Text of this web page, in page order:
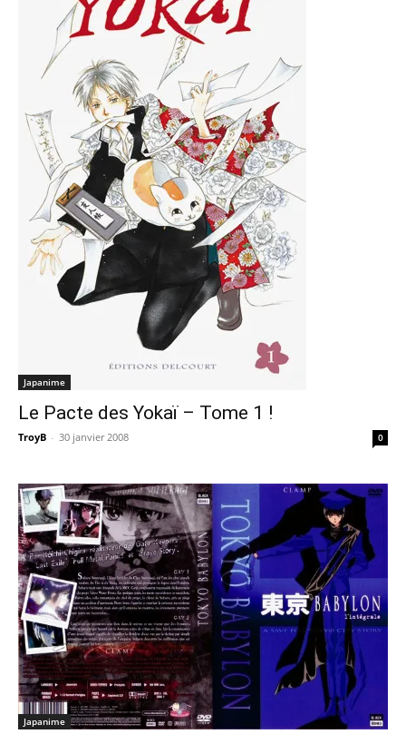
Japanime
Le Pacte des Yokaï – Tome 1 !
TroyB - 30 janvier 2008 0
Japanime